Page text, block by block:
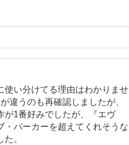
使い分けてる理由はわかりませ
違うのも再確認しましたが、
が1番好みでしたが、『エヴ
・バーカーを超えてくれそうな
。